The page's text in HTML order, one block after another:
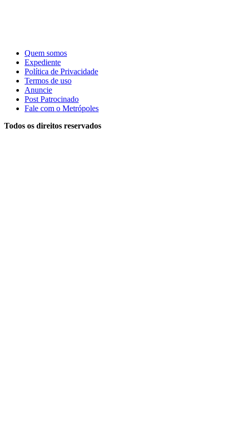
Quem somos
Expediente
Política de Privacidade
Termos de uso
Anuncie
Post Patrocinado
Fale com o Metrópoles
Todos os direitos reservados